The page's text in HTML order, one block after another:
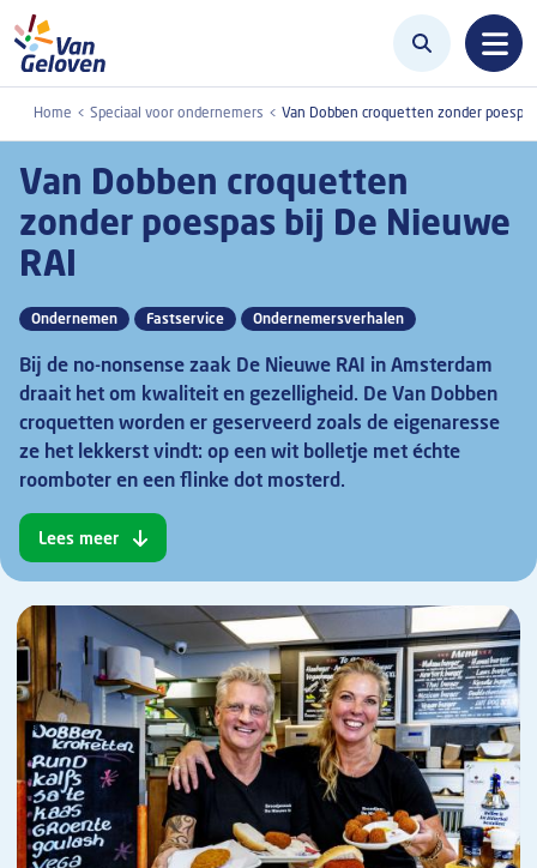
Overslaan en naar de inhoud gaan
Home Speciaal voor ondernemers Van Dobben croquetten zonder
Van Dobben croquetten
zonder poespas bij De Nieuwe
RAI
Ondernemen Fastservice Ondernemersverhalen
Bij de no-nonsense zaak De Nieuwe RAI in Amsterdam
draait het om kwaliteit en gezelligheid. De Van Dobben
croquetten worden er geserveerd zoals de eigenaresse
ze het lekkerst vindt: op een wit bolletje met échte
roomboter en een flinke dot mosterd.
Lees meer